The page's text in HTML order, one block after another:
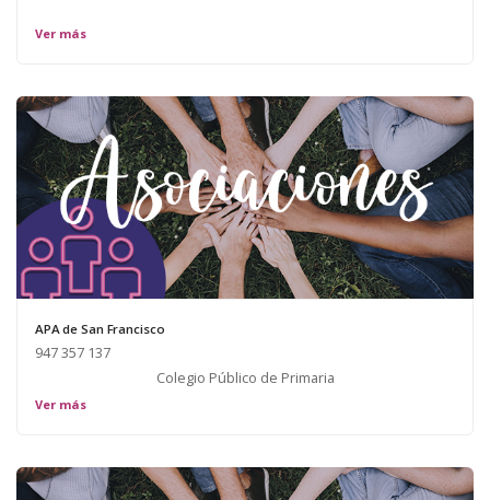
Ver más
APA de San Francisco
947 357 137
Colegio Público de Primaria
Ver más